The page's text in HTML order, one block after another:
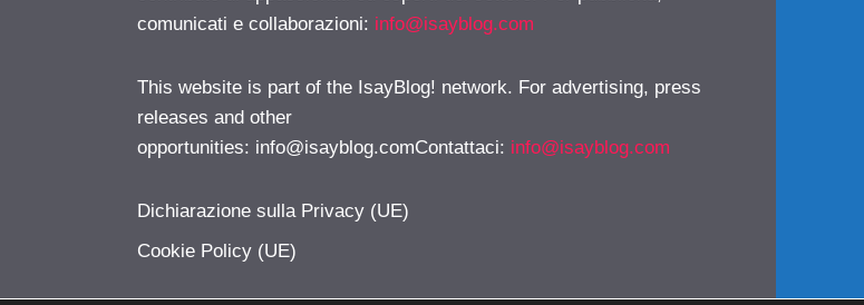
comunicati e collaborazioni: info@isayblog.com
This website is part of the IsayBlog! network. For advertising, press
releases and other
opportunities: info@isayblog.comContattaci: info@isayblog.com
Dichiarazione sulla Privacy (UE)
Cookie Policy (UE)